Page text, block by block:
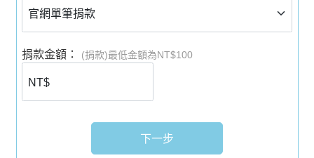
捐款金額： (捐款)最低金額為NT$100
下一步